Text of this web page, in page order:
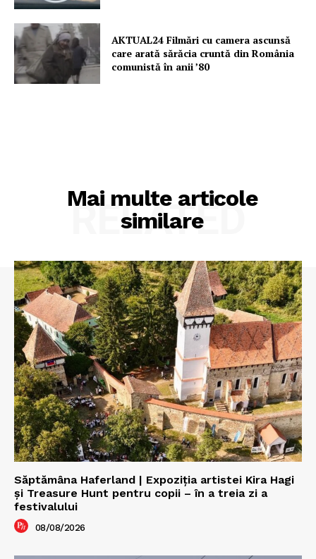
AKTUAL24 Filmări cu camera ascunsă
care arată sărăcia cruntă din România
comunistă în anii ’80
Mai multe articole
similare
RELATED
Săptămâna Haferland | Expoziţia artistei Kira Hagi
şi Treasure Hunt pentru copii – în a treia zi a
festivalului
08/08/2026